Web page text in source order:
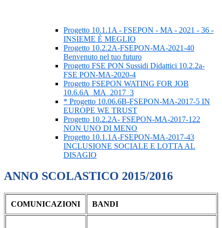
Progetto 10.1.1A - FSEPON - MA - 2021 - 36 -
INSIEME È MEGLIO
Progetto 10.2.2A-FSEPON-MA-2021-40
Benvenuto nel tuo futuro
Progetto FSE PON Sussidi Didattici 10.2.2a-
FSE PON-MA-2020-4
Progetto FSEPON WATING FOR JOB
10.6.6A_MA_2017_3
* Progetto 10.06.6B-FSEPON-MA-2017-5 IN
EUROPE WE TRUST
Progetto 10.2.2A- FSEPON-MA-2017-122
NON UNO DI MENO
Progetto 10.1.1A-FSEPON-MA-2017-43
INCLUSIONE SOCIALE E LOTTA AL
DISAGIO
ANNO SCOLASTICO 2015/2016
COMUNICAZIONI BANDI